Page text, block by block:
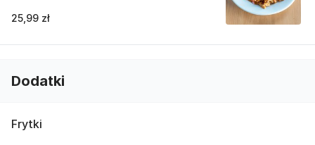
25,99 zł
Dodatki
Frytki